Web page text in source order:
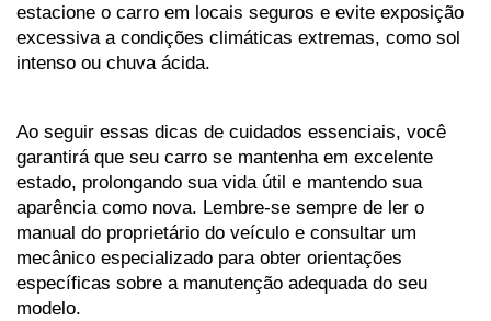
estacione o carro em locais seguros e evite exposição
excessiva a condições climáticas extremas, como sol
intenso ou chuva ácida.
Ao seguir essas dicas de cuidados essenciais, você
garantirá que seu carro se mantenha em excelente
estado, prolongando sua vida útil e mantendo sua
aparência como nova. Lembre-se sempre de ler o
manual do proprietário do veículo e consultar um
mecânico especializado para obter orientações
específicas sobre a manutenção adequada do seu
modelo.